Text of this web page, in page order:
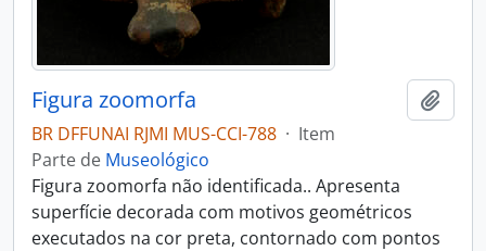
Figura zoomorfa
BR DFFUNAI RJMI MUS-CCI-788 · Item
Parte de Museológico
Figura zoomorfa não identificada.. Apresenta
superfície decorada com motivos geométricos
executados na cor preta, contornado com pontos